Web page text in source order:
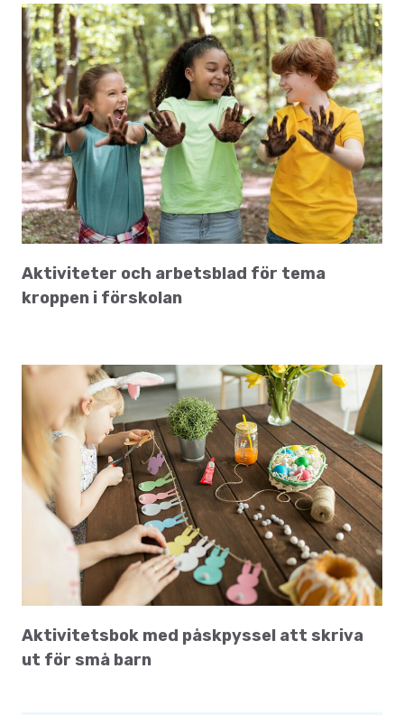
Aktiviteter och arbetsblad för tema
kroppen i förskolan
Aktivitetsbok med påskpyssel att skriva
ut för små barn